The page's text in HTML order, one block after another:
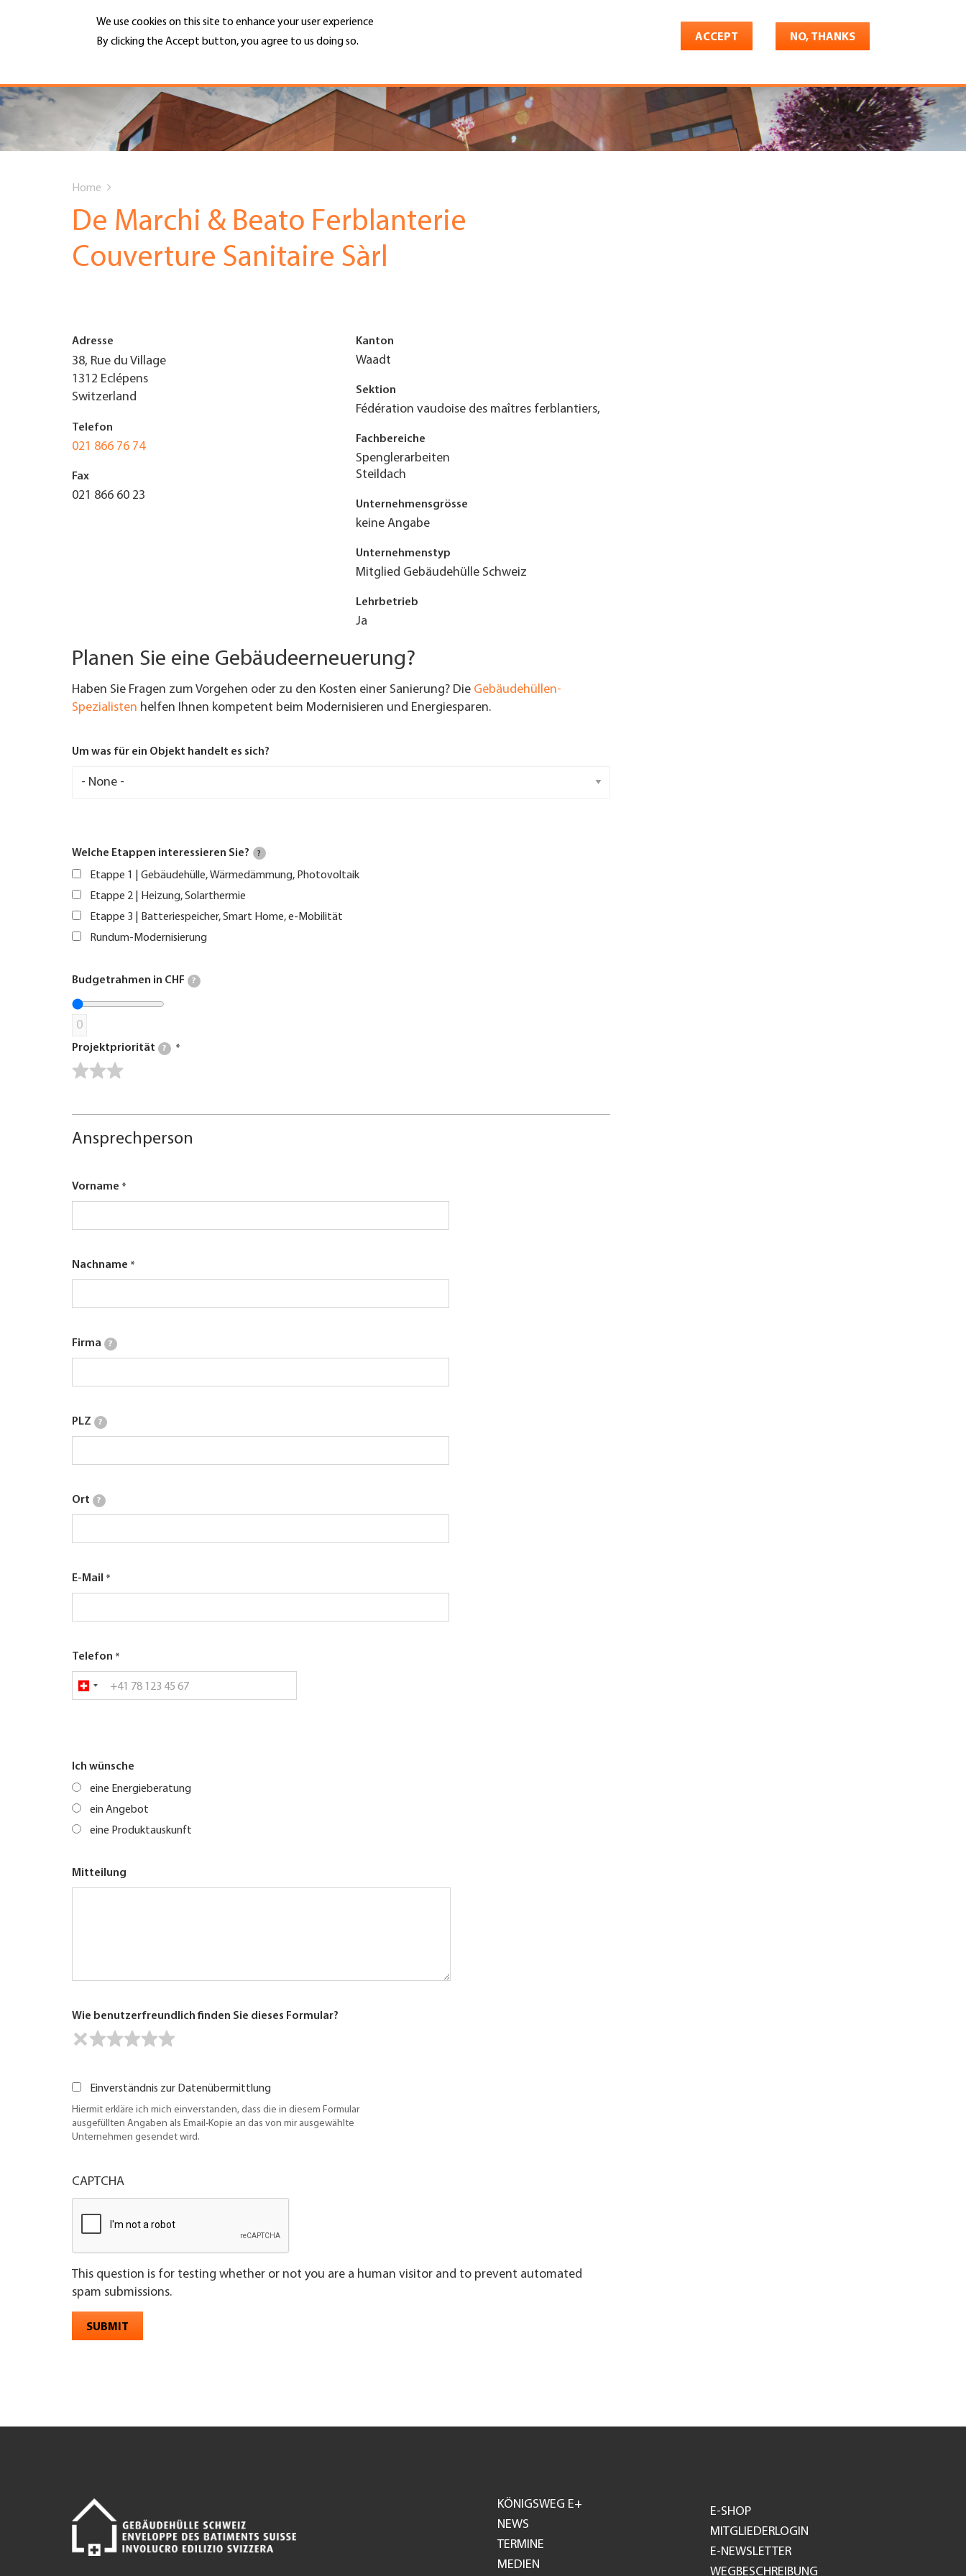
We use cookies on this site to enhance your user experience
By clicking the Accept button, you agree to us doing so.
ACCEPT NO, THANKS
Hauptnavigation
PORTRAIT
DIENSTLEISTUNGEN
MITGLIEDSCHAFT
UNTERNEHMEN FINDEN
MENU
Top
Menu
are
here
Home
De Marchi & Beato Ferblanterie
Couverture Sanitaire Sàrl
Adresse
38, Rue du Village
1312 Eclépens
Switzerland
Telefon
021 866 76 74
Fax
021 866 60 23
Kanton
Waadt
Sektion
Fédération vaudoise des maîtres ferblantiers,
Fachbereiche
Spenglerarbeiten
Steildach
Unternehmensgrösse
keine Angabe
Unternehmenstyp
Mitglied Gebäudehülle Schweiz
Lehrbetrieb
Ja
Planen Sie eine Gebäudeerneuerung?
Haben Sie Fragen zum Vorgehen oder zu den Kosten einer Sanierung? Die Gebäudehüllen-
Spezialisten helfen Ihnen kompetent beim Modernisieren und Energiesparen.
Um was für ein Objekt handelt es sich?
Welche Etappen interessieren Sie? ?
Etappe 1 | Gebäudehülle, Wärmedämmung, Photovoltaik
Etappe 2 | Heizung, Solarthermie
Etappe 3 | Batteriespeicher, Smart Home, e-Mobilität
Rundum-Modernisierung
Budgetrahmen in CHF ?
0
Projektpriorität ?
Ansprechperson
Vorname
Nachname
Firma ?
PLZ ?
Ort ?
E-Mail
Telefon
Ich wünsche
eine Energieberatung
ein Angebot
eine Produktauskunft
Mitteilung
Wie benutzerfreundlich finden Sie dieses Formular?
Einverständnis zur Datenübermittlung
Hiermit erkläre ich mich einverstanden, dass die in diesem Formular
ausgefüllten Angaben als Email-Kopie an das von mir ausgewählte
Unternehmen gesendet wird.
CAPTCHA
This question is for testing whether or not you are a human visitor and to prevent automated
spam submissions.
SUBMIT
Footer
GH
KÖNIGSWEG E+
NEWS
TERMINE
MEDIEN
E-SHOP
MITGLIEDERLOGIN
E-NEWSLETTER
WEGBESCHREIBUNG